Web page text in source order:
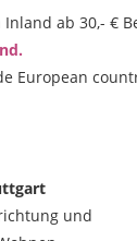
ab 30,- €
European
und